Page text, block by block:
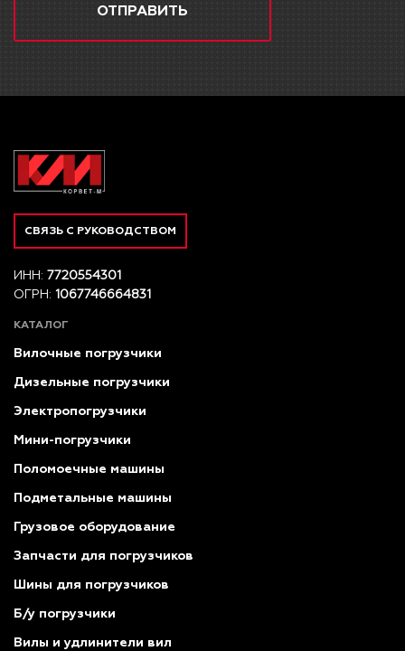
ОТПРАВИТЬ
СВЯЗЬ С РУКОВОДСТВОМ
ИНН: 7720554301
ОГРН: 1067746664831
КАТАЛОГ
Вилочные погрузчики
Дизельные погрузчики
Электропогрузчики
Мини-погрузчики
Поломоечные машины
Подметальные машины
Грузовое оборудование
Запчасти для погрузчиков
Шины для погрузчиков
Б/у погрузчики
Вилы и удлинители вил